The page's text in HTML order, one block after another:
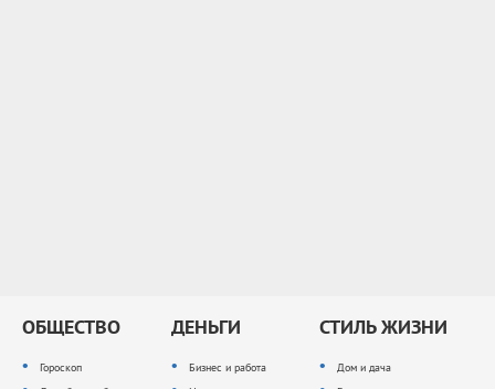
ОБЩЕСТВО
Гороскоп
ДЕНЬГИ
Бизнес и работа
СТИЛЬ ЖИЗНИ
Дом и дача